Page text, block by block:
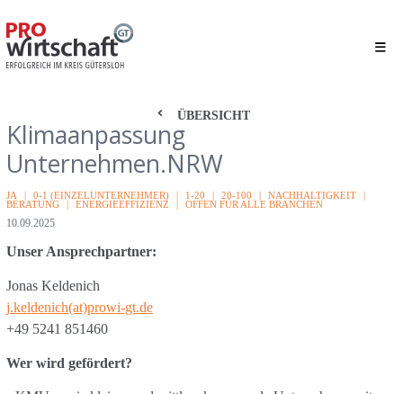
ÜBERSICHT
Klimaanpassung
Unternehmen.NRW
Kategorien
JA 0-1 (EINZELUNTERNEHMER) 1-20 20-100
NACHHALTIGKEIT
BERATUNG
ENERGIEEFFIZIENZ OFFEN FÜR ALLE BRANCHEN
Veröffentlichungsdatum
10.09.2025
Unser Ansprechpartner:
Jonas Keldenich
j.keldenich(at)prowi-gt.de
+49 5241 851460
Wer wird gefördert?